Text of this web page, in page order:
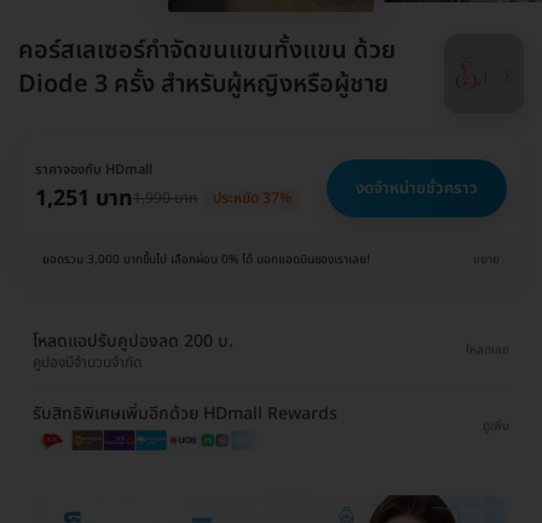
คอร์สเลเซอร์กำจัดขนแขนทั้งแขน ด้วย
Diode 3 ครั้ง สำหรับผู้หญิงหรือผู้ชาย
ราคาจองกับ HDmall
1,251 บาท1,990 บาท ประหยัด 37% งดจำหน่ายชั่วคราว
ยอดรวม 3,000 บาทขึ้นไป เลือกผ่อน 0% ได้ บอกแอดมินของเราเลย! ขยาย
โหลดแอปรับคูปองลด 200 บ.
คูปองมีจำนวนจำกัด
โหลดเลย
รับสิทธิพิเศษเพิ่มอีกด้วย HDmall Rewards
ดูเพิ่ม